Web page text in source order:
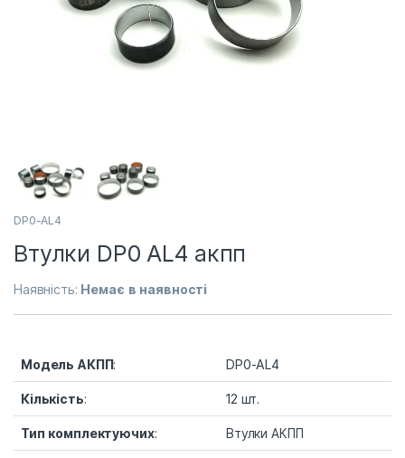
DP0-AL4
Втулки DP0 AL4 акпп
Наявність: Немає в наявності
Модель АКПП: DP0-AL4
Кількість: 12 шт.
Тип комплектуючих: Втулки АКПП